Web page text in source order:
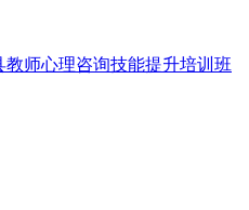
教师心理咨询技能提升培训班